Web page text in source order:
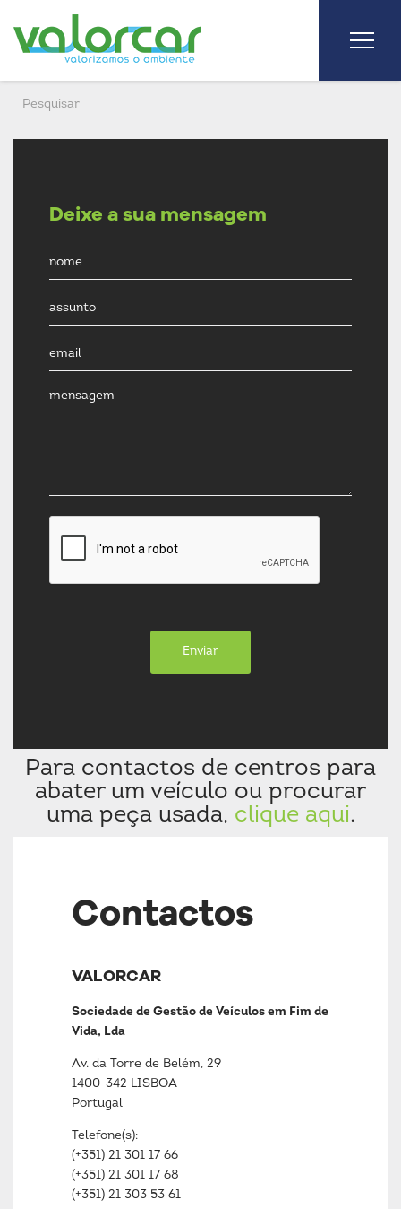
Deixe a sua mensagem
Enviar
Para contactos de centros para
abater um veículo ou procurar
uma peça usada, clique aqui.
Contactos
VALORCAR
Sociedade de Gestão de Veículos em Fim de
Vida, Lda
Av. da Torre de Belém, 29
1400-342 LISBOA
Portugal
Telefone(s):
(+351) 21 301 17 66
(+351) 21 301 17 68
(+351) 21 303 53 61